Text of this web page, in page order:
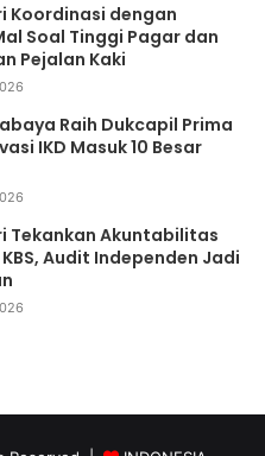
Koordinasi dengan
Soal Tinggi Pagar dan
Pejalan Kaki
Raih Dukcapil Prima
IKD Masuk 10 Besar
Tekankan Akuntabilitas
Audit Independen Jadi